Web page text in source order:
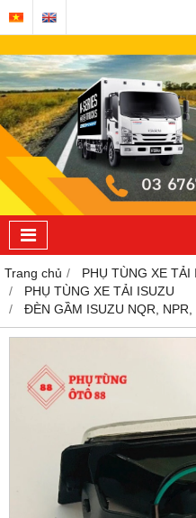
Trang chủ
PHỤ TÙNG XE TẢI
PHỤ TÙNG XE TẢI ISUZU
ĐÈN GẦM ISUZU NQR,